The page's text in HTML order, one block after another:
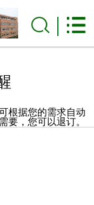
根据您的需求自动
要，您可以退订。